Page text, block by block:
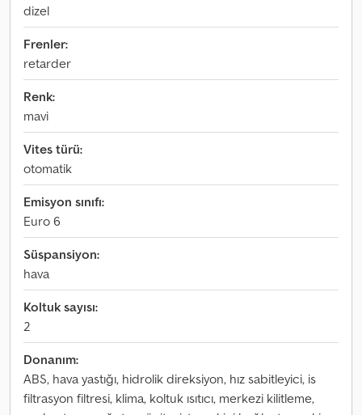
dizel
Frenler:
retarder
Renk:
mavi
Vites türü:
otomatik
Emisyon sınıfı:
Euro 6
Süspansiyon:
hava
Koltuk sayısı:
2
Donanım:
ABS, hava yastığı, hidrolik direksiyon, hız sabitleyici, is
filtrasyon filtresi, klima, koltuk ısıtıcı, merkezi kilitleme,